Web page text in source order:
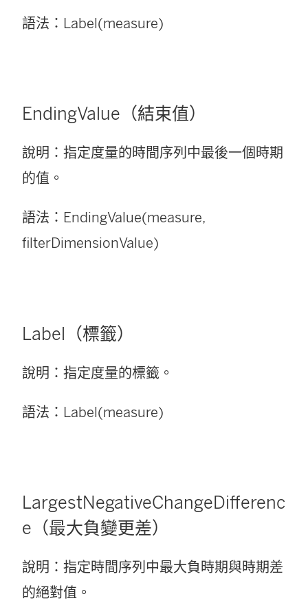
語法：Label(measure)
EndingValue（結束值）
說明：指定度量的時間序列中最後一個時期
的值。
語法：EndingValue(measure,
filterDimensionValue)
Label（標籤）
說明：指定度量的標籤。
語法：Label(measure)
LargestNegativeChangeDifferenc
e（最大負變更差）
說明：指定時間序列中最大負時期與時期差
的絕對值。